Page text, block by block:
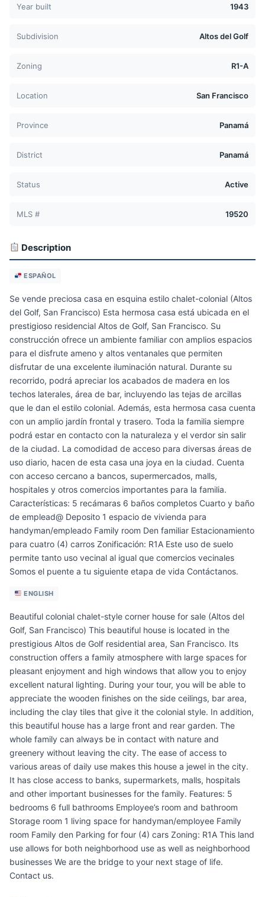
Year built 1943
Subdivision Altos del Golf
Zoning R1-A
Location San Francisco
Province Panamá
District Panamá
Status Active
MLS # 19520
Description
ESPAÑOL
Se vende preciosa casa en esquina estilo chalet-colonial (Altos
del Golf, San Francisco) Esta hermosa casa está ubicada en el
prestigioso residencial Altos de Golf, San Francisco. Su
construcción ofrece un ambiente familiar con amplios espacios
para el disfrute ameno y altos ventanales que permiten
disfrutar de una excelente iluminación natural. Durante su
recorrido, podrá apreciar los acabados de madera en los
techos laterales, área de bar, incluyendo las tejas de arcillas
que le dan el estilo colonial. Además, esta hermosa casa cuenta
con un amplio jardín frontal y trasero. Toda la familia siempre
podrá estar en contacto con la naturaleza y el verdor sin salir
de la ciudad. La comodidad de acceso para diversas áreas de
uso diario, hacen de esta casa una joya en la ciudad. Cuenta
con acceso cercano a bancos, supermercados, malls,
hospitales y otros comercios importantes para la familia.
Características: 5 recámaras 6 baños completos Cuarto y baño
de emplead@ Deposito 1 espacio de vivienda para
handyman/empleado Family room Den familiar Estacionamiento
para cuatro (4) carros Zonificación: R1A Este uso de suelo
permite tanto uso vecinal al igual que comercios vecinales
Somos el puente a tu siguiente etapa de vida Contáctanos.
ENGLISH
Beautiful colonial chalet-style corner house for sale (Altos del
Golf, San Francisco) This beautiful house is located in the
prestigious Altos de Golf residential area, San Francisco. Its
construction offers a family atmosphere with large spaces for
pleasant enjoyment and high windows that allow you to enjoy
excellent natural lighting. During your tour, you will be able to
appreciate the wooden finishes on the side ceilings, bar area,
including the clay tiles that give it the colonial style. In addition,
this beautiful house has a large front and rear garden. The
whole family can always be in contact with nature and
greenery without leaving the city. The ease of access to
various areas of daily use makes this house a jewel in the city.
It has close access to banks, supermarkets, malls, hospitals
and other important businesses for the family. Features: 5
bedrooms 6 full bathrooms Employee’s room and bathroom
Storage room 1 living space for handyman/employee Family
room Family den Parking for four (4) cars Zoning: R1A This land
use allows for both neighborhood use as well as neighborhood
businesses We are the bridge to your next stage of life.
Contact us.